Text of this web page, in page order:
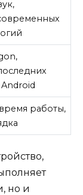
работы,
но и